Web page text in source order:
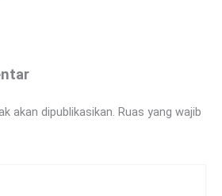
akan dipublikasikan. Ruas yang wajib